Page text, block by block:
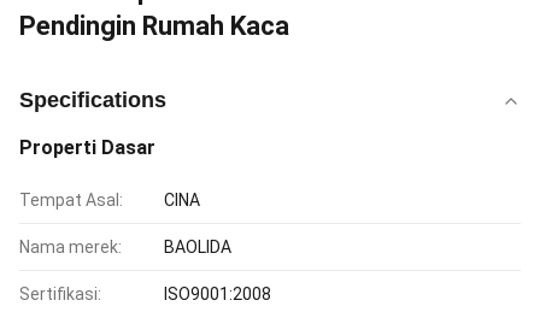
Pendingin Rumah Kaca
Specifications
Properti Dasar
Tempat Asal: CINA
Nama merek: BAOLIDA
Sertifikasi: ISO9001:2008